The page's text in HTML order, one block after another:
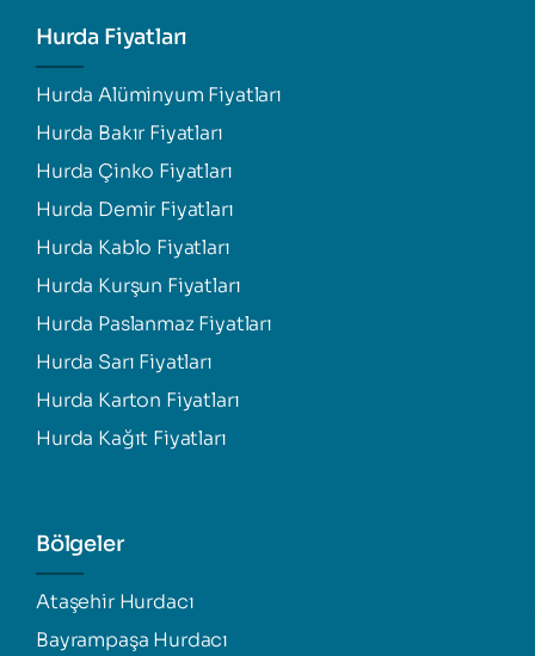
Hurda Fiyatları
Hurda Alüminyum Fiyatları
Hurda Bakır Fiyatları
Hurda Çinko Fiyatları
Hurda Demir Fiyatları
Hurda Kablo Fiyatları
Hurda Kurşun Fiyatları
Hurda Paslanmaz Fiyatları
Hurda Sarı Fiyatları
Hurda Karton Fiyatları
Hurda Kağıt Fiyatları
Bölgeler
Ataşehir Hurdacı
Bayrampaşa Hurdacı